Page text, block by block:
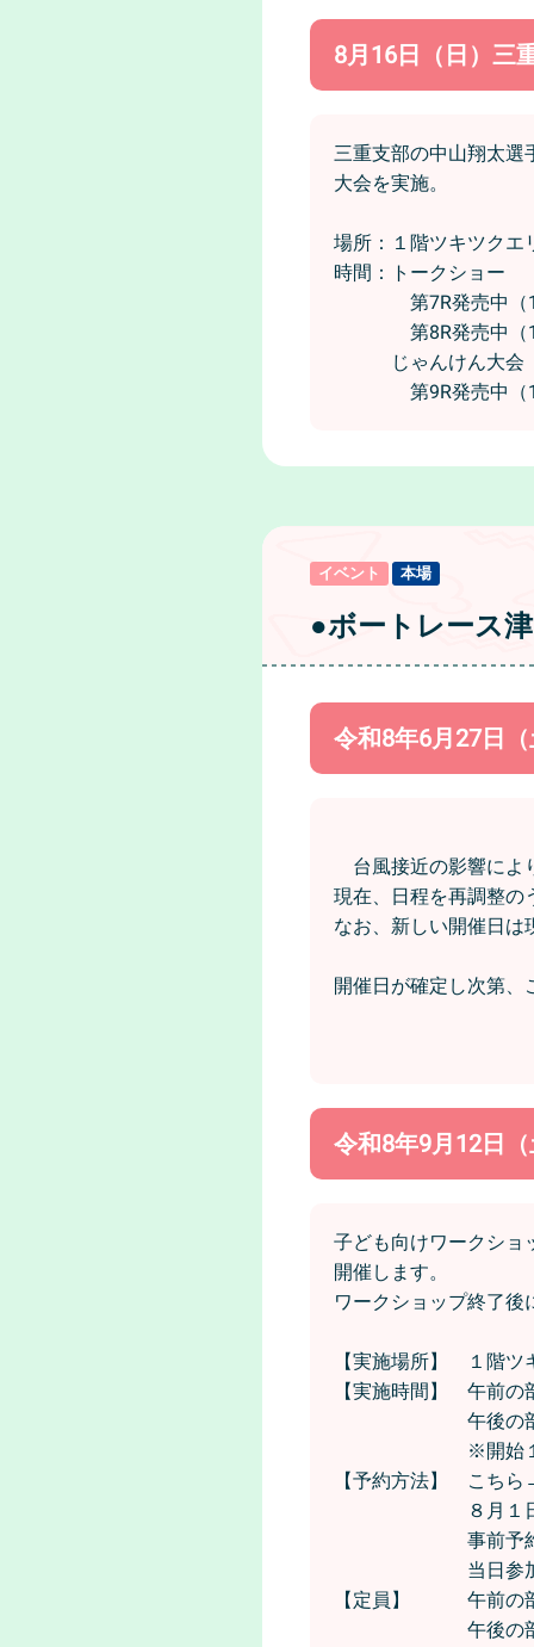
8月16日（日）三
三重支部の中山翔太選
大会を実施。
場所：１階ツキツクエ
時間：トークショー
第7R発売中（13
第8R発売中（13
じゃんけん大会
第9R発売中（14
イベント 本場
●ボートレース
令和8年6月27日
台風接近の影響によ
現在、日程を再調整の
なお、新しい開催日は
開催日が確定し次第
令和8年9月12日
子ども向けワークショ
開催します。
ワークショップ終了
【実施場所】 １階ツ
【実施時間】 午前
午後の部 14時
※開始１０分前
【予約方法】 こち
８月１日から
事前予約が
当日参加につ
【定員】 午前の
午後の部